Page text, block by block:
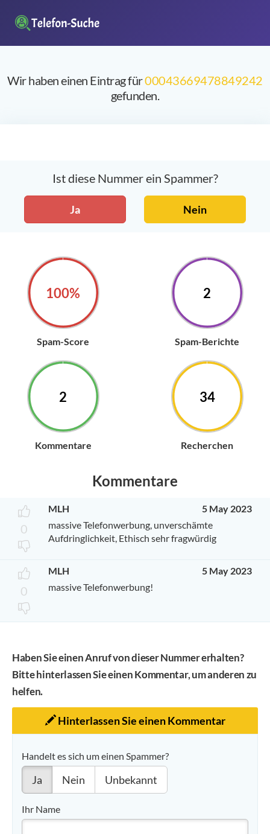
Wir haben einen Eintrag für00043669478849242
gefunden.
Ist diese Nummer ein Spammer?
Ja Nein
100%
Spam-Score
2
Spam-Berichte
2
Kommentare
34
Recherchen
Kommentare
0
MLH
5 May 2023
massive Telefonwerbung, unverschämte
Aufdringlichkeit, Ethisch sehr fragwürdig
0
MLH
5 May 2023
massive Telefonwerbung!
Haben Sie einen Anruf von dieser Nummer erhalten?
Bitte hinterlassen Sie einen Kommentar, um anderen zu
helfen.
Hinterlassen Sie einen Kommentar
Handelt es sich um einen Spammer?
Ja Nein Unbekannt
Ihr Name